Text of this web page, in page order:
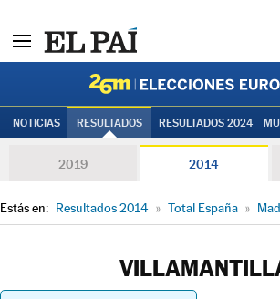
NOTICIAS RESULTADOS RESULTADOS 2024
2019 2014
Estás en: Resultados 2014 » Total España »